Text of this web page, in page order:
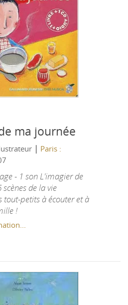
ma journée
| Paris :
- 1 son L'imagier de
de la vie
tout-petits à écouter et à
!